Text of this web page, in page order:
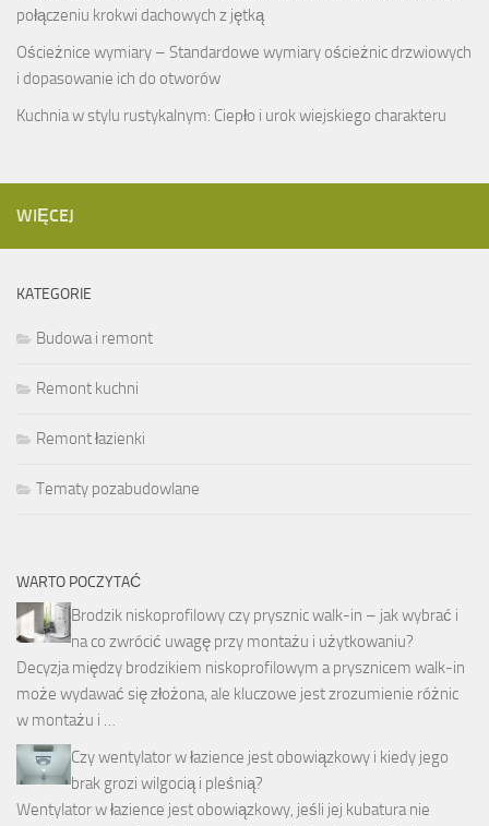
połączeniu krokwi dachowych z jętką
Ościeżnice wymiary – Standardowe wymiary ościeżnic drzwiowych
i dopasowanie ich do otworów
Kuchnia w stylu rustykalnym: Ciepło i urok wiejskiego charakteru
WIĘCEJ
KATEGORIE
Budowa i remont
Remont kuchni
Remont łazienki
Tematy pozabudowlane
WARTO POCZYTAĆ
Brodzik niskoprofilowy czy prysznic walk-in – jak wybrać i
na co zwrócić uwagę przy montażu i użytkowaniu?
Decyzja między brodzikiem niskoprofilowym a prysznicem walk-in
może wydawać się złożona, ale kluczowe jest zrozumienie różnic
w montażu i …
Czy wentylator w łazience jest obowiązkowy i kiedy jego
brak grozi wilgocią i pleśnią?
Wentylator w łazience jest obowiązkowy, jeśli jej kubatura nie